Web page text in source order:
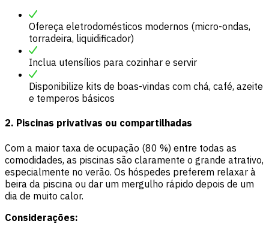
Ofereça eletrodomésticos modernos (micro-ondas,
torradeira, liquidificador)
Inclua utensílios para cozinhar e servir
Disponibilize kits de boas-vindas com chá, café, azeite
e temperos básicos
2. Piscinas privativas ou compartilhadas
Com a maior taxa de ocupação (80 %) entre todas as
comodidades, as piscinas são claramente o grande atrativo,
especialmente no verão. Os hóspedes preferem relaxar à
beira da piscina ou dar um mergulho rápido depois de um
dia de muito calor.
Considerações: